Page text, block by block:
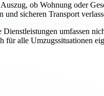
ob Wohnung oder
und sicheren Transport
umfassen
für alle Umzugssituationen